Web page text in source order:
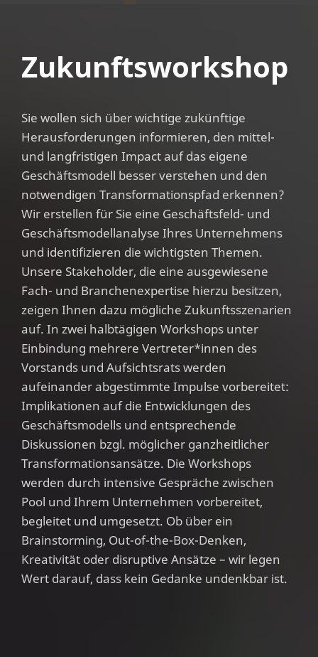
Zukunftsworkshop
Sie wollen sich über wichtige zukünftige
Herausforderungen informieren, den mittel-
und langfristigen Impact auf das eigene
Geschäftsmodell besser verstehen und den
notwendigen Transformationspfad erkennen?
Wir erstellen für Sie eine Geschäftsfeld- und
Geschäftsmodellanalyse Ihres Unternehmens
und identifizieren die wichtigsten Themen.
Unsere Stakeholder, die eine ausgewiesene
Fach- und Branchenexpertise hierzu besitzen,
zeigen Ihnen dazu mögliche Zukunftsszenarien
auf. In zwei halbtägigen Workshops unter
Einbindung mehrere Vertreter*innen des
Vorstands und Aufsichtsrats werden
aufeinander abgestimmte Impulse vorbereitet:
Implikationen auf die Entwicklungen des
Geschäftsmodells und entsprechende
Diskussionen bzgl. möglicher ganzheitlicher
Transformationsansätze. Die Workshops
werden durch intensive Gespräche zwischen
Pool und Ihrem Unternehmen vorbereitet,
begleitet und umgesetzt. Ob über ein
Brainstorming, Out-of-the-Box-Denken,
Kreativität oder disruptive Ansätze – wir legen
Wert darauf, dass kein Gedanke undenkbar ist.